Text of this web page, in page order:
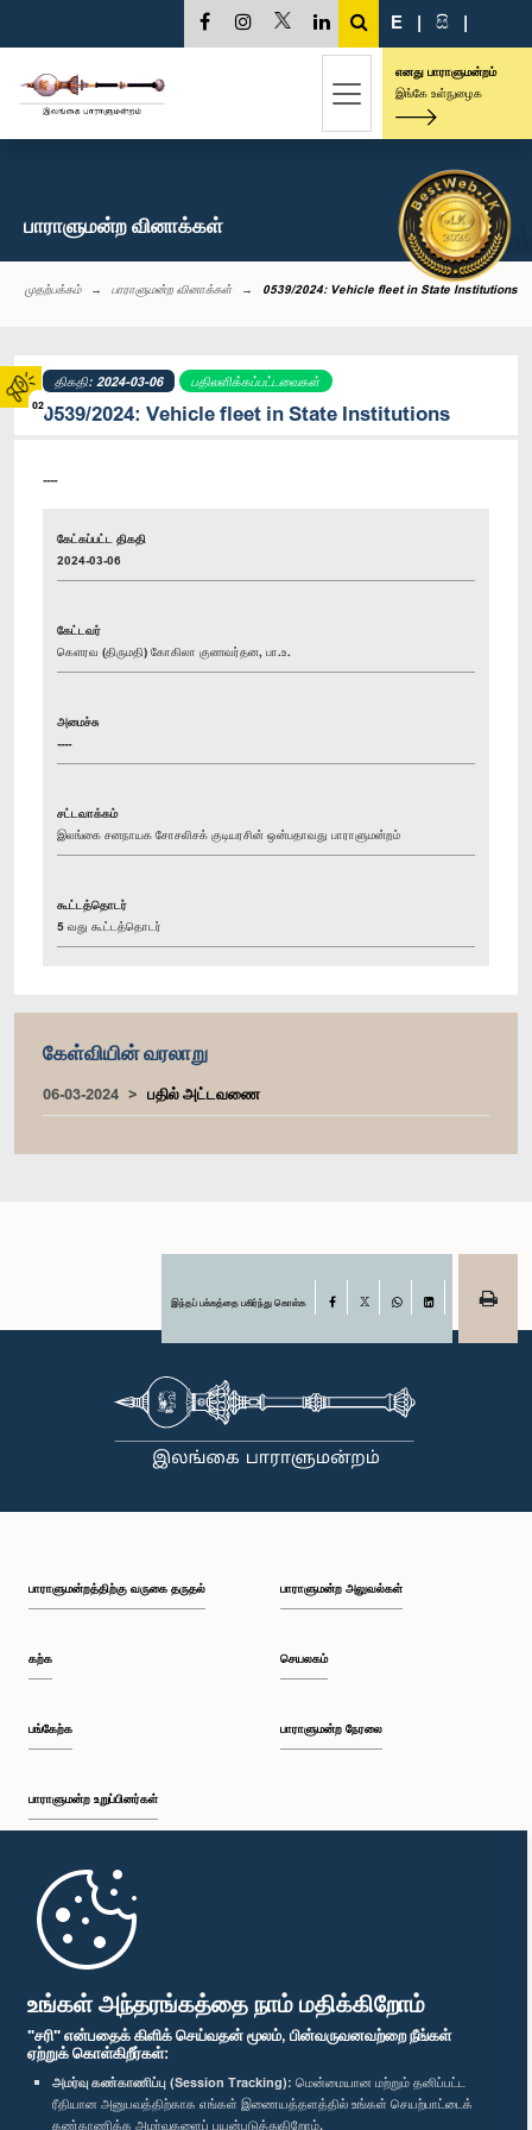
உங்கள் அந்தரங்கத்தை நாம் மதிக்கிறோம்
"சரி" என்பதைக் கிளிக் செய்வதன் மூலம், பின்வருவனவற்றை நீங்கள்
ஏற்றுக் கொள்கிறீர்கள்:
அமர்வு கண்காணிப்பு (Session Tracking): மென்மையான மற்றும் தனிப்பட்ட
ரீதியான அனுபவத்திற்காக எங்கள் இணையத்தளத்தில் உங்கள் செயற்பாட்டைக்
கண்காணிக்க அமர்வுகளைப் பயன்படுத்துகிறோம்.
02
E | සි |
எனது பாராளுமன்றம்
இங்கே உள்நுழைக
பாராளுமன்ற வினாக்கள்
முதற்பக்கம் பாராளுமன்ற வினாக்கள் 0539/2024: Vehicle fleet in State Institutions
திகதி: 2024-03-06 பதிலளிக்கப்பட்டவைகள்
0539/2024: Vehicle fleet in State Institutions
----
கேட்கப்பட்ட திகதி
2024-03-06
கேட்டவர்
கௌரவ (திருமதி) கோகிலா குணவர்தன, பா.உ.
அமைச்சு
----
சட்டவாக்கம்
இலங்கை சனநாயக சோசலிசக் குடியரசின் ஒன்பதாவது பாராளுமன்றம்
கூட்டத்தொடர்
5 வது கூட்டத்தொடர்
கேள்வியின் வரலாறு
06-03-2024 பதில் அட்டவணை
இந்தப் பக்கத்தை பகிர்ந்து கொள்க Facebook
பாராளுமன்றத்திற்கு வருகை தருதல்
கற்க
பங்கேற்க
பாராளுமன்ற உறுப்பினர்கள்
முதற்பக்கம்
பாராளுமன்ற அலுவல்கள்
செயலகம்
பாராளுமன்ற நேரலை
பாராளுமன்ற கையடக்க செயலி
எம்மை பின்தொடர்க :